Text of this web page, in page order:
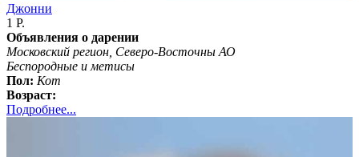
Джонни
1 Р.
Объявления о дарении
Московский регион, Северо-Восточны АО
Беспородные и метисы
Пол: Кот
Возраст:
Подробнее...